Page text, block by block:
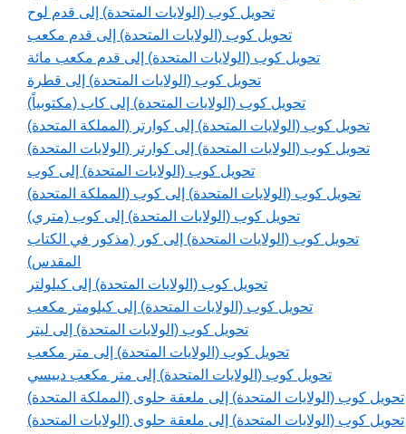
تحويل كوب (الولايات المتحدة) إلى قدم لوح
تحويل كوب (الولايات المتحدة) إلى قدم مكعب
تحويل كوب (الولايات المتحدة) إلى قدم مكعب مائة
تحويل كوب (الولايات المتحدة) إلى قطرة
تحويل كوب (الولايات المتحدة) إلى كاب (مكتوبياً)
تحويل كوب (الولايات المتحدة) إلى كوارتر (المملكة المتحدة)
تحويل كوب (الولايات المتحدة) إلى كوارتر (الولايات المتحدة)
تحويل كوب (الولايات المتحدة) إلى كوب
تحويل كوب (الولايات المتحدة) إلى كوب (المملكة المتحدة)
تحويل كوب (الولايات المتحدة) إلى كوب (متري)
تحويل كوب (الولايات المتحدة) إلى كور (مذكور في الكتاب
المقدس)
تحويل كوب (الولايات المتحدة) إلى كيلولتر
تحويل كوب (الولايات المتحدة) إلى كيلومتر مكعب
تحويل كوب (الولايات المتحدة) إلى ليتر
تحويل كوب (الولايات المتحدة) إلى متر مكعب
تحويل كوب (الولايات المتحدة) إلى متر مكعب دييسي
تحويل كوب (الولايات المتحدة) إلى ملعقة حلوى (المملكة المتحدة)
تحويل كوب (الولايات المتحدة) إلى ملعقة حلوى (الولايات المتحدة)